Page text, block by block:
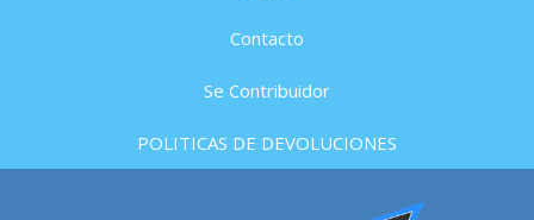
Contacto
Se Contribuidor
POLITICAS DE DEVOLUCIONES